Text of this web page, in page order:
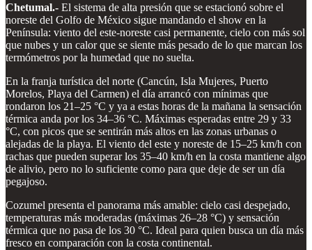
Chetumal.- El sistema de alta presión que se estacionó sobre el
noreste del Golfo de México sigue mandando el show en la
Península: viento del este-noreste casi permanente, cielo con más sol
que nubes y un calor que se siente más pesado de lo que marcan los
termómetros por la humedad que no suelta.
En la franja turística del norte (Cancún, Isla Mujeres, Puerto
Morelos, Playa del Carmen) el día arrancó con mínimas que
rondaron los 21–25 °C y ya a estas horas de la mañana la sensación
térmica anda por los 34–36 °C. Máximas esperadas entre 29 y 33
°C, con picos que se sentirán más altos en las zonas urbanas o
alejadas de la playa. El viento del este y noreste de 15–25 km/h con
rachas que pueden superar los 35–40 km/h en la costa mantiene algo
de alivio, pero no lo suficiente como para que deje de ser un día
pegajoso.
Cozumel presenta el panorama más amable: cielo casi despejado,
temperaturas más moderadas (máximas 26–28 °C) y sensación
térmica que no pasa de los 30 °C. Ideal para quien busca un día más
fresco en comparación con la costa continental.